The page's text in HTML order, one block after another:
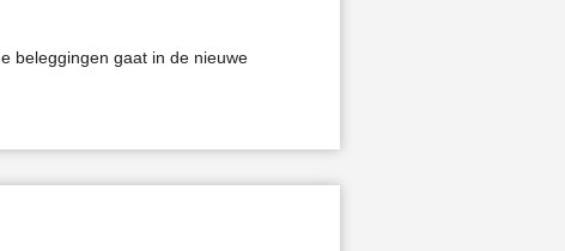
beleggingen gaat in de nieuwe